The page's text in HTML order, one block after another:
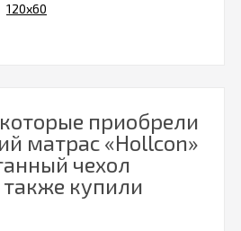
120х60
приобрели
матрас «Hollcon»
чехол
купили